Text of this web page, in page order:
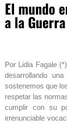
El mundo
a la Guerra
Por Lidia Fagale
desarrollando
sostenemos que
respetar las
cumplir con su
irrenunciable